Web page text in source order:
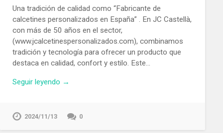
Una tradición de calidad como “Fabricante de
calcetines personalizados en España” . En JC Castellà,
con más de 50 años en el sector,
(www.jcalcetinespersonalizados.com), combinamos
tradición y tecnología para ofrecer un producto que
destaca en calidad, confort y estilo. Este…
Seguir leyendo →
2024/11/13 0